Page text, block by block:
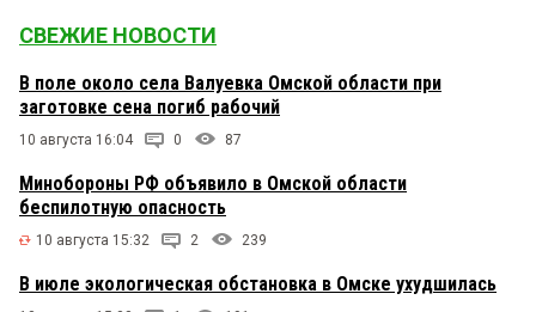
СВЕЖИЕ НОВОСТИ
В поле около села Валуевка Омской области при
заготовке сена погиб рабочий
10 августа 16:04 0 87
Минобороны РФ объявило в Омской области
беспилотную опасность
10 августа 15:32 2 239
В июле экологическая обстановка в Омске ухудшилась